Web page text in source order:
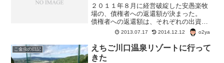
２０１１年８月に経営破綻した安愚楽牧
場の、債権者への返還額が決まった。
債権者への返還額は、それぞれの出資金
の５％。返還は年内にも実施される予
定。 負債額４２６５億円に対し、回収
された額は２４３億円（約６％）。 債
権者らは同日、「あぐら被害...
2013.07.17 2014.12.12 o2ya
こ金虫の日記
えちご川口温泉リゾートに行って
きた